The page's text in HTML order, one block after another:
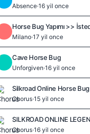
Absence·16 yil once
Horse Bug Yapımı >>
Milano·17 yil once
Cave Horse Bug
Unforgiven·16 yil once
Silkroad Online Horse Bug
Chorus·15 yil once
Chorus·16 yil once